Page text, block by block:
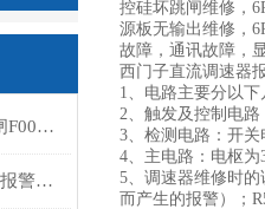
西门子直流调速器6RA70跳闸F005励磁报警处理
西门子840D数控机床510000报警611D未准备好排查
控硅坏跳闸维修，
源板无输出维修，
故障，通讯故障，
西门子直流调速器
1、电路主要分以
2、触发及控制电
3、检测电路：开
4、主电路：电枢
5、调速器维修时
而产生的报警）；